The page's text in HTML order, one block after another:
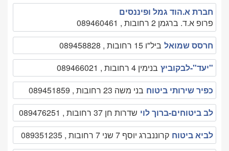
חברת א.הוד גמל ופיננסים
פרופ א.ד. ברגמן 2 רחובות , 089460461
חרסס שמואל ביל"ו 15 רחובות , 089458828
"יעד"-לבקוביץ בנימין 4 רחובות , 089466021
כפיר שירותי ביטוח בני משה 23 רחובות , 089451859
לב ביטוחים-ברוך לוי שדרות חן 37 רחובות , 089476251
לביא ביטוח קרוננברג יוסף 7 שני 7 רחובות , 089351235